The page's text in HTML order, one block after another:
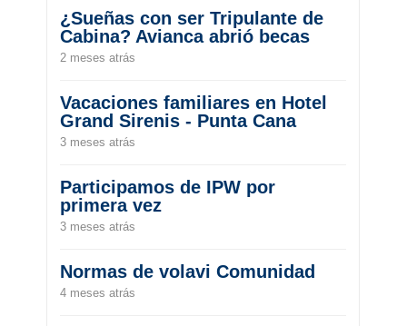
¿Sueñas con ser Tripulante de
Cabina? Avianca abrió becas
2 meses atrás
Vacaciones familiares en Hotel
Grand Sirenis - Punta Cana
3 meses atrás
Participamos de IPW por
primera vez
3 meses atrás
Normas de volavi Comunidad
4 meses atrás